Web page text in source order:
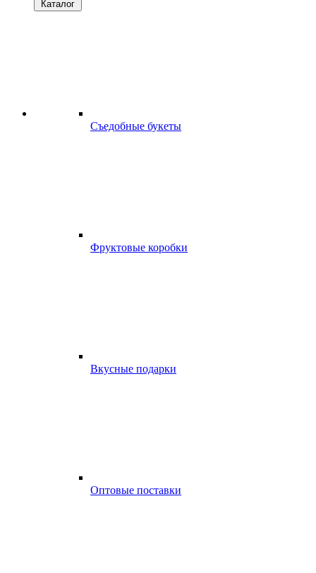
Каталог
Съедобные букеты
Фруктовые коробки
Вкусные подарки
Оптовые поставки